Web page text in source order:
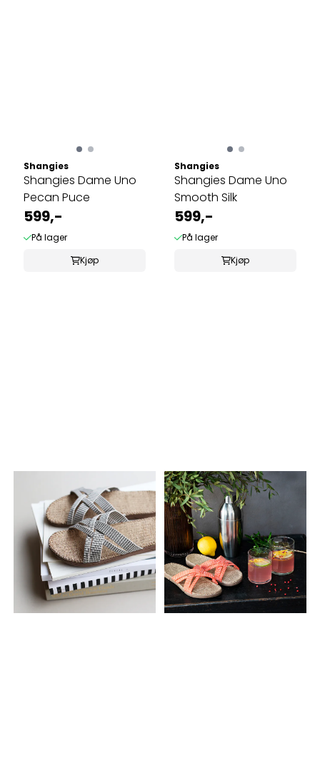
Shangies
Shangies Dame Uno
Pecan Puce
599,-
På lager
Kjøp
Shangies
Shangies Dame Uno
Smooth Silk
599,-
På lager
Kjøp